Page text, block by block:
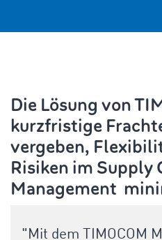
Die Lösung von
kurzfristige
vergeben,
Risiken im Supply
Management
"Mit dem TIMOCOM